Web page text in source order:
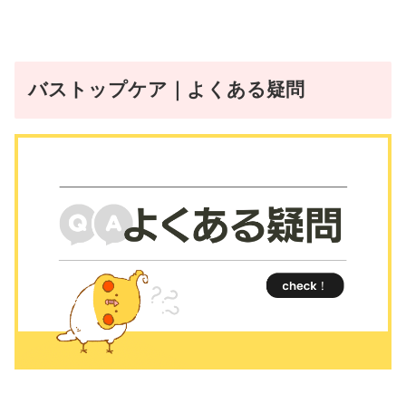
バストップケア｜よくある疑問